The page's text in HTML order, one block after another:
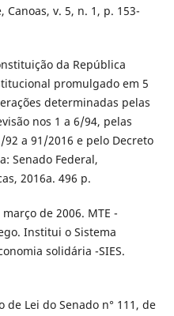
Canoas, v. 5, n. 1, p. 153-
da República
promulgado em 5
determinadas pelas
nos 1 a 6/94, pelas
a 91/2016 e pelo Decreto
Senado Federal,
2016a. 496 p.
de 2006. MTE -
Institui o Sistema
solidária -SIES.
de Lei do Senado n° 111, de